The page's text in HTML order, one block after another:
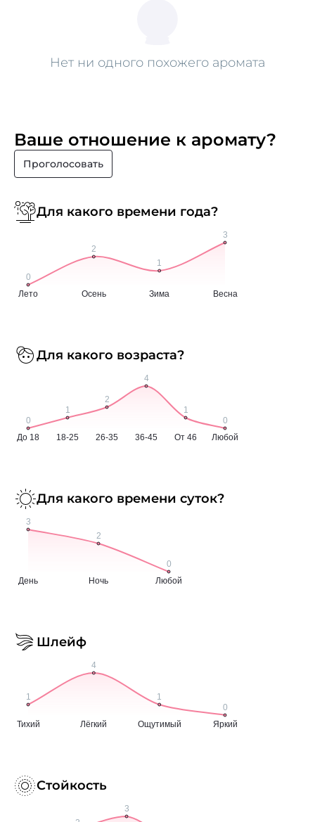
Нет ни одного похожего аромата
Ваше отношение к аромату?
Проголосовать
Для какого времени года?
Для какого возраста?
Для какого времени суток?
Шлейф
Стойкость